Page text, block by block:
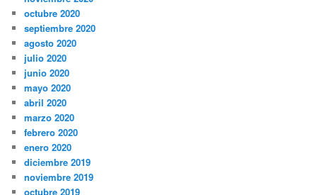
octubre 2020
septiembre 2020
agosto 2020
julio 2020
junio 2020
mayo 2020
abril 2020
marzo 2020
febrero 2020
enero 2020
diciembre 2019
noviembre 2019
octubre 2019